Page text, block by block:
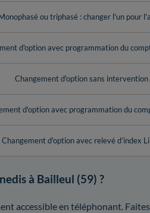
ou triphasé : changer l'un pour
d'option avec programmation du
Changement d'option sans intervention
d'option avec programmation du
Changement d'option avec relevé d’index
à Bailleul (59) ?
accessible en téléphonant.